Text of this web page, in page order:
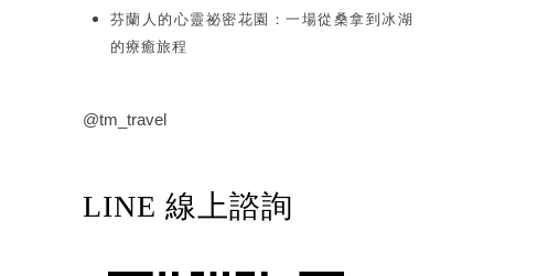
芬蘭人的心靈祕密花園：一場從桑拿到冰湖
的療癒旅程
@tm_travel
LINE 線上諮詢